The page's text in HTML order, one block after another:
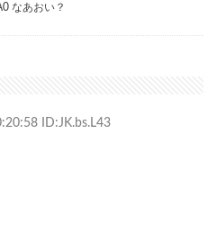
なあおい？
ID:JK.bs.L43